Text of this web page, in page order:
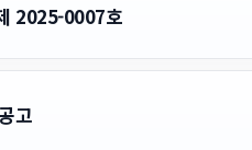
2025-0007호
고